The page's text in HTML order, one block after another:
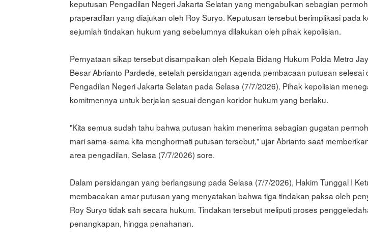
keputusan Pengadilan Negeri Jakarta Selatan yang mengabulkan sebagian
praperadilan yang diajukan oleh Roy Suryo. Keputusan tersebut berimplikasi pada
sejumlah tindakan hukum yang sebelumnya dilakukan oleh pihak kepolisian.
Pernyataan sikap tersebut disampaikan oleh Kepala Bidang Hukum Polda Metro
Besar Abrianto Pardede, setelah persidangan agenda pembacaan putusan selesai
Pengadilan Negeri Jakarta Selatan pada Selasa (7/7/2026). Pihak kepolisian
komitmennya untuk berjalan sesuai dengan koridor hukum yang berlaku.
"Kita semua sudah tahu bahwa putusan hakim menerima sebagian gugatan
mari sama-sama kita menghormati putusan tersebut," ujar Abrianto saat
area pengadilan, Selasa (7/7/2026) sore.
Dalam persidangan yang berlangsung pada Selasa (7/7/2026), Hakim Tunggal I
membacakan amar putusan yang menyatakan bahwa tiga tindakan paksa oleh
Roy Suryo tidak sah secara hukum. Tindakan tersebut meliputi proses
penangkapan, hingga penahanan.